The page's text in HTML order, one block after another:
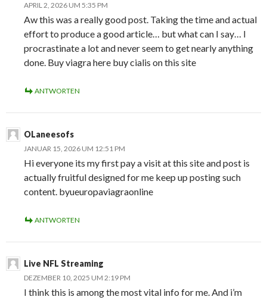
APRIL 2, 2026 UM 5:35 PM
Aw this was a really good post. Taking the time and actual
effort to produce a good article… but what can I say… I
procrastinate a lot and never seem to get nearly anything
done. Buy viagra here buy cialis on this site
ANTWORTEN
OLaneesofs
JANUAR 15, 2026 UM 12:51 PM
Hi everyone its my first pay a visit at this site and post is
actually fruitful designed for me keep up posting such
content. byueuropaviagraonline
ANTWORTEN
Live NFL Streaming
DEZEMBER 10, 2025 UM 2:19 PM
I think this is among the most vital info for me. And i’m